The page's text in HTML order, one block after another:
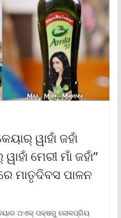
ୱାହାଁ ଜହାଁ
ମେରୀ ମାଁ ଜହାଁ”
ମାତୃଦିବସ ପାଳନ
ଅଏଲ୍ ପକ୍ଷରୁ ଲୋକପ୍ରିୟ